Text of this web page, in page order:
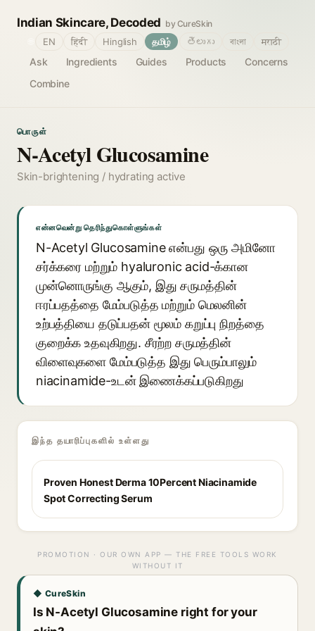
Indian Skincare, Decoded by CureSkin
Ask Ingredients Guides Products
Concerns
Combine
EN हिंदी Hinglish தமிழ் తెలుగు বাংলা मराठी
பொருள்
N-Acetyl Glucosamine
Skin-brightening / hydrating active
என்னவென்று தெரிந்துகொள்ளுங்கள்
N-Acetyl Glucosamine என்பது ஒரு அமினோ
சர்க்கரை மற்றும் hyaluronic acid-க்கான
முன்னொருங்கு ஆகும், இது சருமத்தின்
ஈரப்பதத்தை மேம்படுத்த மற்றும் மெலனின்
உற்பத்தியை தடுப்பதன் மூலம் கறுப்பு நிறத்தை
குறைக்க உதவுகிறது. சீரற்ற சருமத்தின்
விளைவுகளை மேம்படுத்த இது பெரும்பாலும்
niacinamide-உடன் இணைக்கப்படுகிறது
இந்த தயாரிப்புகளில் உள்ளது
Proven Honest Derma 10Percent Niacinamide
Spot Correcting Serum
PROMOTION · OUR OWN APP — THE FREE TOOLS WORK
WITHOUT IT
◆ CureSkin
Is N-Acetyl Glucosamine right for your